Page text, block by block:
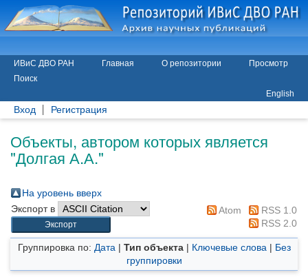
ИВиС ДВО РАН Главная О репозитории
Просмотр
Поиск
English
Вход Регистрация
Объекты, автором которых является
"Долгая А.А."
На уровень вверх
Экспорт в
Atom
RSS 1.0
RSS 2.0
Группировка по: Дата | Тип объекта| Ключевые слова | Без
группировки